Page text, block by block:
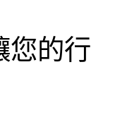
您的行